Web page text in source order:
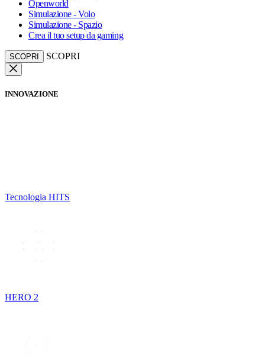
Openworld
Simulazione - Volo
Simulazione - Spazio
Crea il tuo setup da gaming
SCOPRI SCOPRI
INNOVAZIONE
Tecnologia HITS
HERO 2